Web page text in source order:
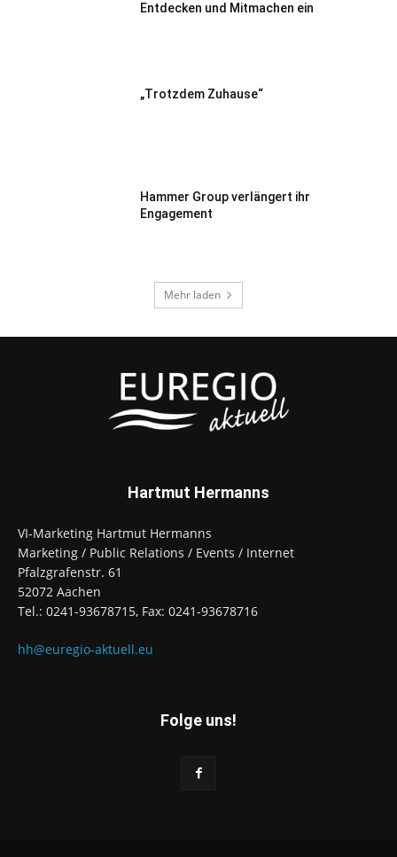
Entdecken und Mitmachen ein
„Trotzdem Zuhause“
Hammer Group verlängert ihr
Engagement
Mehr laden
Hartmut Hermanns
VI-Marketing Hartmut Hermanns
Marketing / Public Relations / Events / Internet
Pfalzgrafenstr. 61
52072 Aachen
Tel.: 0241-93678715, Fax: 0241-93678716
hh@euregio-aktuell.eu
Folge uns!